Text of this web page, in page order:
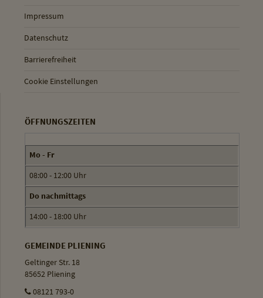
Impressum
Datenschutz
Barrierefreiheit
Cookie Einstellungen
ÖFFNUNGSZEITEN
Mo - Fr
08:00 - 12:00 Uhr
Do nachmittags
14:00 - 18:00 Uhr
GEMEINDE PLIENING
Geltinger Str. 18
85652 Pliening
08121 793-0